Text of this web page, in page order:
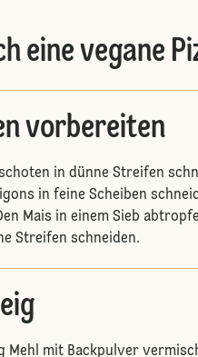
eine vegane
vorbereiten
in dünne Streifen
in feine Scheiben
Mais in einem Sieb
Streifen schneiden.
Mehl mit Backpulver